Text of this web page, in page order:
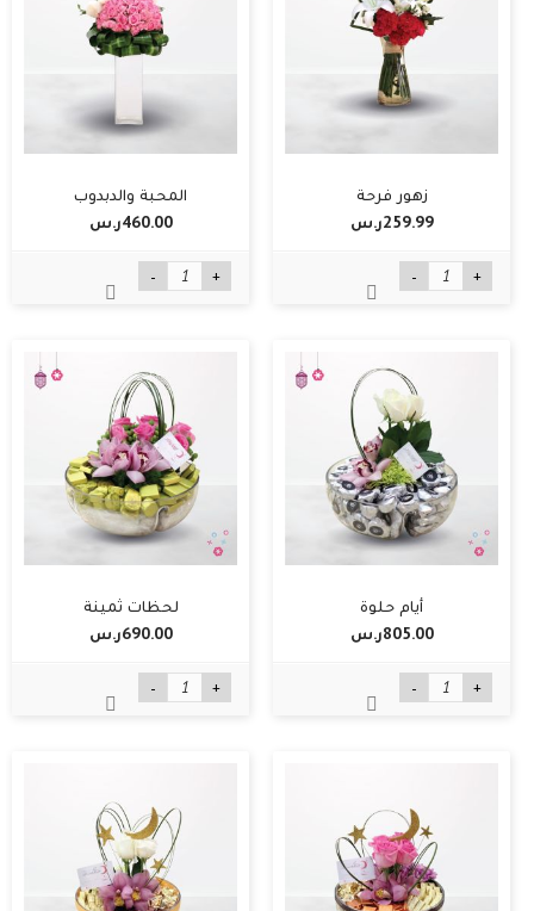
زهور فرحة
259.99ر.س‏
- +
المحبة والدبدوب
460.00ر.س‏
- +
أيام حلوة
805.00ر.س‏
- +
لحظات ثمينة
690.00ر.س‏
- +